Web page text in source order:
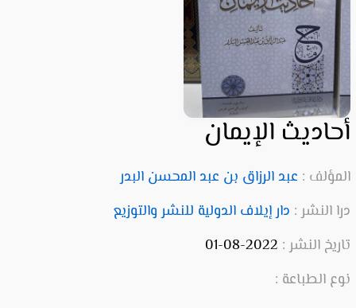
أحاديث الإيمان
المؤلف : عبد الرزاق بن عبد المحسن البدر
درا النشر : دار إيلاف الدولية للنشر والتوزيع
تاريخ النشر : 2022-08-01
نوع الطباعة :